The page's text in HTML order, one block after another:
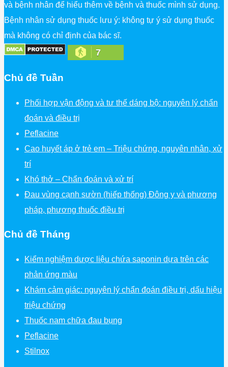
và bệnh nhân để hiểu thêm về bệnh và thuốc mình sử dụng.
Bệnh nhân sử dụng thuốc lưu ý: không tự ý sử dụng thuốc
mà không có chỉ định của bác sĩ.
7
Chủ đề Tuần
Phối hợp vận động và tư thế dáng bộ: nguyên lý chẩn
đoán và điều trị
Peflacine
Cao huyết áp ở trẻ em – Triệu chứng, nguyên nhân, xử
trí
Khó thở – Chẩn đoán và xử trí
Đau vùng cạnh sườn (hiếp thống) Đông y và phương
pháp, phương thuốc điều trị
Chủ đề Tháng
Kiểm nghiệm dược liệu chứa saponin dựa trên các
phản ứng màu
Khám cảm giác: nguyên lý chẩn đoán điều trị, dấu hiệu
triệu chứng
Thuốc nam chữa đau bụng
Peflacine
Stilnox